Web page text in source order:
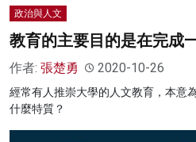
政治與人文
教育的主要目的是在完成
作者: 張楚勇 2020-10-26
經常有人推崇大學的人文教育，本意
什麼特質？